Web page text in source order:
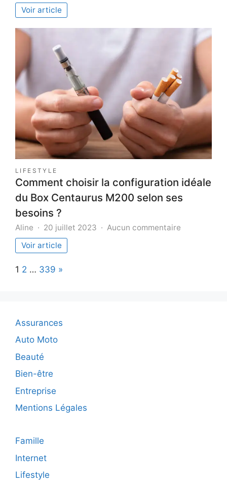
:
Voir article
LIFESTYLE
Comment choisir la configuration idéale
du Box Centaurus M200 selon ses
besoins ?
Aline 20 juillet 2023 Aucun commentaire
Voir article
Page:
1 2 … 339 Next
»
Assurances
Auto Moto
Beauté
Bien-être
Entreprise
Mentions Légales
Famille
Internet
Lifestyle